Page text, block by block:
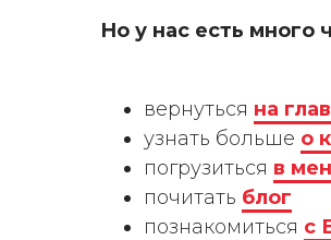
Но у нас есть много
вернуться на
узнать больше о
погрузиться в
почитать блог
познакомиться с